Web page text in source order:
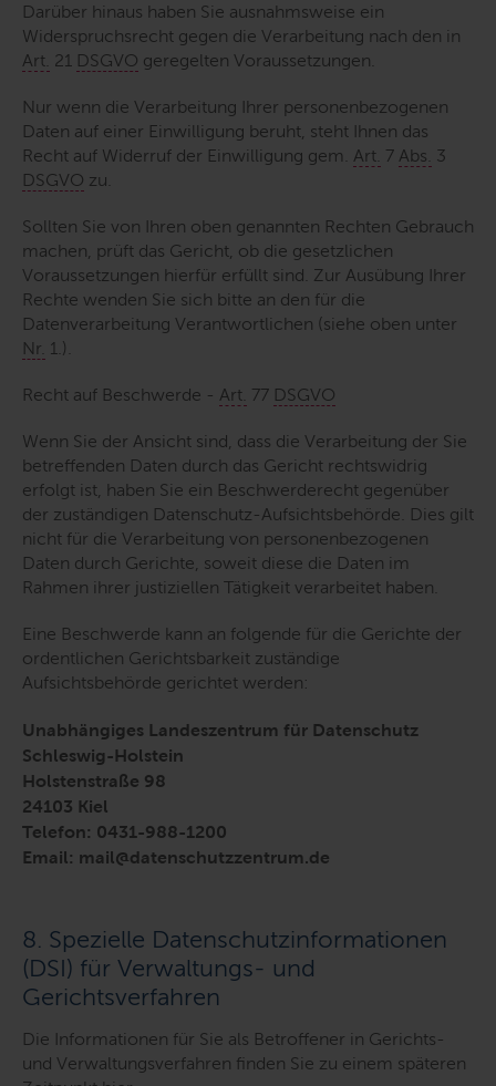
Darüber hinaus haben Sie ausnahmsweise ein
Widerspruchsrecht gegen die Verarbeitung nach den in
Art. 21 DSGVO geregelten Voraussetzungen.
Nur wenn die Verarbeitung Ihrer personenbezogenen
Daten auf einer Einwilligung beruht, steht Ihnen das
Recht auf Widerruf der Einwilligung gem. Art. 7 Abs. 3
DSGVO zu.
Sollten Sie von Ihren oben genannten Rechten Gebrauch
machen, prüft das Gericht, ob die gesetzlichen
Voraussetzungen hierfür erfüllt sind. Zur Ausübung Ihrer
Rechte wenden Sie sich bitte an den für die
Datenverarbeitung Verantwortlichen (siehe oben unter
Nr. 1.).
Recht auf Beschwerde - Art. 77 DSGVO
Wenn Sie der Ansicht sind, dass die Verarbeitung der Sie
betreffenden Daten durch das Gericht rechtswidrig
erfolgt ist, haben Sie ein Beschwerderecht gegenüber
der zuständigen Datenschutz-Aufsichtsbehörde. Dies gilt
nicht für die Verarbeitung von personenbezogenen
Daten durch Gerichte, soweit diese die Daten im
Rahmen ihrer justiziellen Tätigkeit verarbeitet haben.
Eine Beschwerde kann an folgende für die Gerichte der
ordentlichen Gerichtsbarkeit zuständige
Aufsichtsbehörde gerichtet werden:
Unabhängiges Landeszentrum für Datenschutz
Schleswig-Holstein
Holstenstraße 98
24103 Kiel
Telefon: 0431-988-1200
Email: mail@datenschutzzentrum.de
8. Spezielle Datenschutzinformationen
(DSI) für Verwaltungs- und
Gerichtsverfahren
Die Informationen für Sie als Betroffener in Gerichts-
und Verwaltungsverfahren finden Sie zu einem späteren